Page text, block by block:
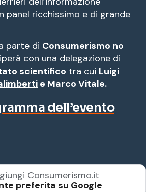
panel ricchissimo e di grande
parte di Consumerismo no
con una delegazione di
scientifico tra cui Luigi
e Marco Vitale.
dell’evento
Consumerismo.it
preferita su Google